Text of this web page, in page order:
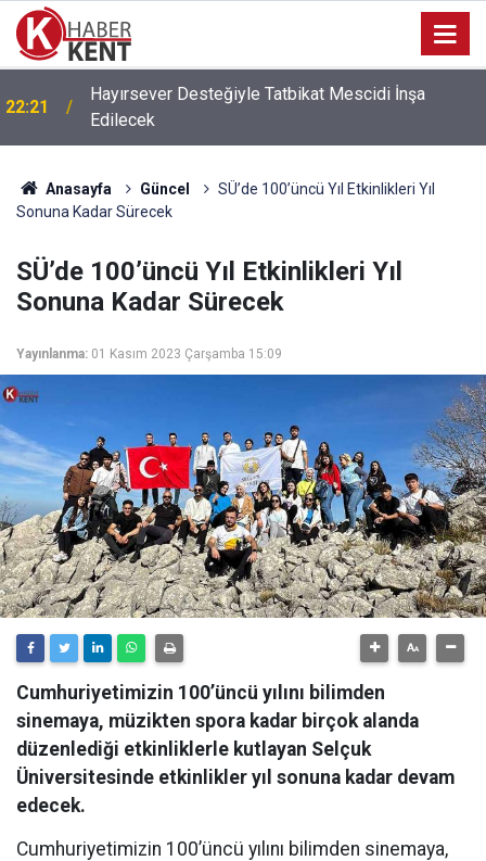
22:21
Hayırsever Desteğiyle Tatbikat Mescidi İnşa
Edilecek
Anasayfa Güncel
SÜ’de 100’üncü Yıl Etkinlikleri Yıl
Sonuna Kadar Sürecek
SÜ’de 100’üncü Yıl Etkinlikleri Yıl
Sonuna Kadar Sürecek
Yayınlanma: 01 Kasım 2023 Çarşamba 15:09
Cumhuriyetimizin 100’üncü yılını bilimden
sinemaya, müzikten spora kadar birçok alanda
düzenlediği etkinliklerle kutlayan Selçuk
Üniversitesinde etkinlikler yıl sonuna kadar devam
edecek.
Cumhuriyetimizin 100’üncü yılını bilimden sinemaya,